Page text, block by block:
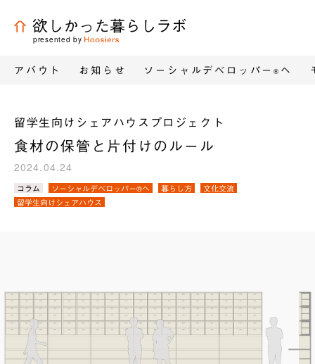
欲しかった暮らしラボ
presented by
アバウト お知らせ ソーシャルデベロッパー® へ
留学生向けシェアハウスプロジェクト
食材の保管と片付けのルール
2024.04.24
カ
テ
ゴ
コラム ソーシャルデベロッパー®へ 暮らし方
文化交流
留学生向けシェアハウス